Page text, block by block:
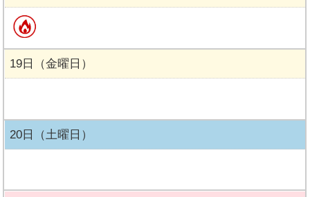
19日（金曜日）
20日（土曜日）